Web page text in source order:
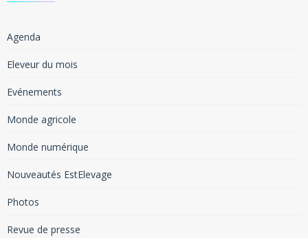
Agenda
Eleveur du mois
Evénements
Monde agricole
Monde numérique
Nouveautés EstElevage
Photos
Revue de presse